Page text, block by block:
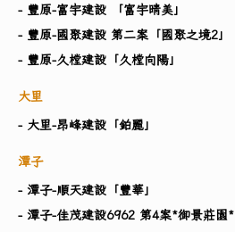
- 豐原-富宇建設 「富宇晴美」
- 豐原-國聚建設 第二案「國聚之境2」
- 豐原-久樘建設「久樘向陽」
大里
- 大里-昂峰建設「鉑麗」
潭子
- 潭子-順天建設「豐華」
- 潭子-佳茂建設6962 第4案*御景莊園*